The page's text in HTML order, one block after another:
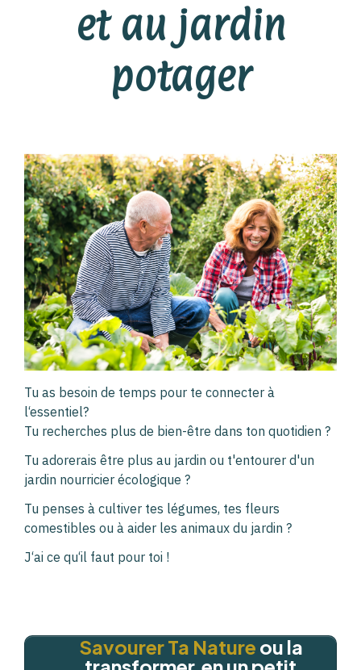
et au jardin
potager
Tu as besoin de temps pour te connecter à
l‘essentiel?
Tu recherches plus de bien-être dans ton quotidien ?
Tu adorerais être plus au jardin ou t'entourer d'un
jardin nourricier écologique ?
Tu penses à cultiver tes légumes, tes fleurs
comestibles ou à aider les animaux du jardin ?
J‘ai ce qu‘il faut pour toi !
SavourerTa Nature ou la